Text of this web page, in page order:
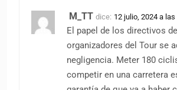
M_TT dice: 12 julio, 2024 a
El papel de los directivos
organizadores del Tour se
negligencia. Meter 180
competir en una carretera